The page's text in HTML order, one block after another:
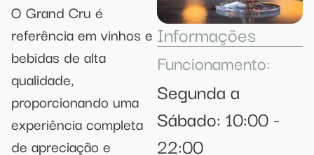
O Grand Cru é
referência em vinhos e
bebidas de alta
qualidade,
proporcionando uma
experiência completa
de apreciação e
Informações
Funcionamento:
Segunda a
Sábado: 10:00 -
22:00